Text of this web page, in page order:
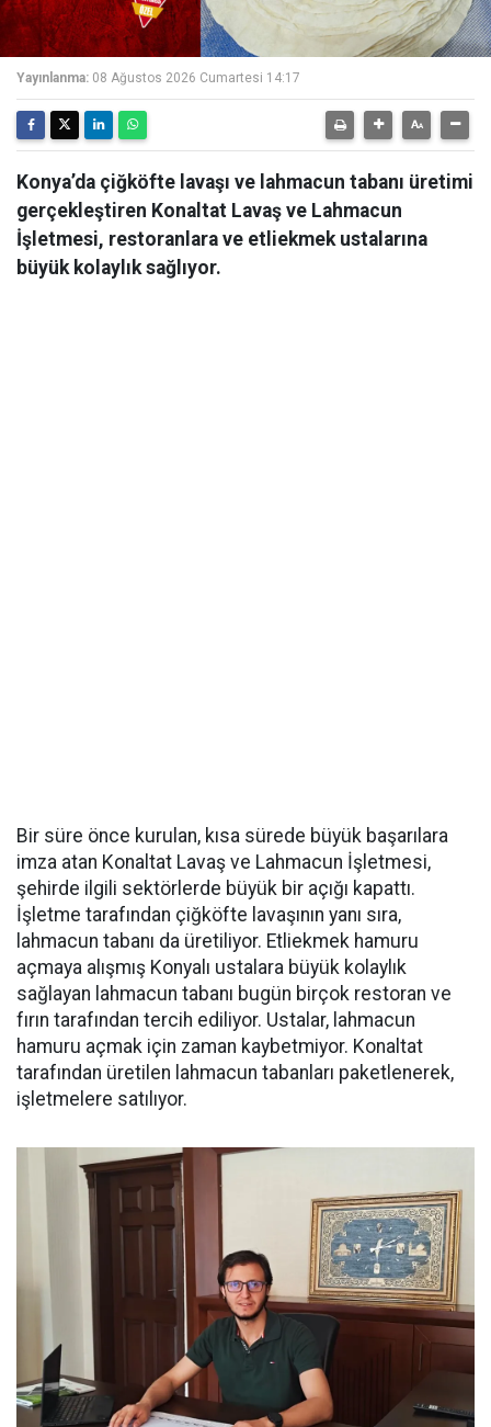
Yayınlanma: 08 Ağustos 2026 Cumartesi 14:17
Konya’da çiğköfte lavaşı ve lahmacun tabanı üretimi
gerçekleştiren Konaltat Lavaş ve Lahmacun
İşletmesi, restoranlara ve etliekmek ustalarına
büyük kolaylık sağlıyor.
Bir süre önce kurulan, kısa sürede büyük başarılara
imza atan Konaltat Lavaş ve Lahmacun İşletmesi,
şehirde ilgili sektörlerde büyük bir açığı kapattı.
İşletme tarafından çiğköfte lavaşının yanı sıra,
lahmacun tabanı da üretiliyor. Etliekmek hamuru
açmaya alışmış Konyalı ustalara büyük kolaylık
sağlayan lahmacun tabanı bugün birçok restoran ve
fırın tarafından tercih ediliyor. Ustalar, lahmacun
hamuru açmak için zaman kaybetmiyor. Konaltat
tarafından üretilen lahmacun tabanları paketlenerek,
işletmelere satılıyor.